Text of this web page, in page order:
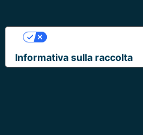
Informativa sulla raccolta
Le tue preferenze